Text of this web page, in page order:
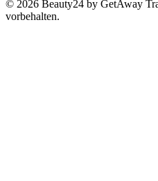
© 2026 Beauty24 by GetAway
vorbehalten.